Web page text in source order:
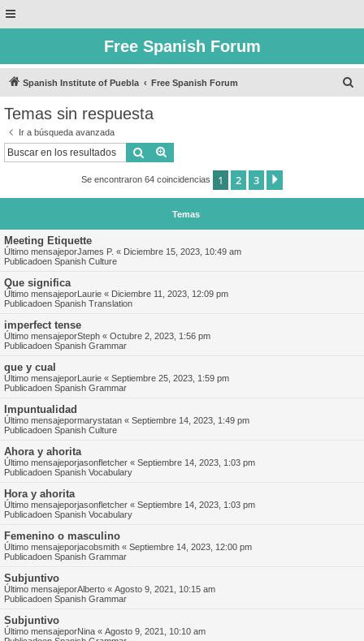
Free Spanish Forum
Spanish Institute of Puebla Free Spanish Forum
Temas sin respuesta
Ir a búsqueda avanzada
Buscar
Se encontraron 64 coincidencias 1 2 3
Temas
Meeting Etiquette
Último mensajeporJames P. « Diciembre 15, 2023, 10:49 am
Publicadoen Spanish Culture
Que significa
Último mensajeporLaurie « Diciembre 11, 2023, 12:09 pm
Publicadoen Spanish Translation
imperfect tense
Último mensajeporSteph « Octubre 2, 2023, 1:56 pm
Publicadoen Spanish Grammar
que y cual
Último mensajeporLaurie « Septiembre 25, 2023, 1:59 pm
Publicadoen Spanish Grammar
Impuntualidad
Último mensajepormarystatan « Septiembre 14, 2023, 1:49 pm
Publicadoen Spanish Culture
Ahora y ahorita
Último mensajeporjasonfletcher « Septiembre 14, 2023, 1:03 pm
Publicadoen Spanish Vocabulary
Hora y ahorita
Último mensajeporjasonfletcher « Septiembre 14, 2023, 1:03 pm
Publicadoen Spanish Vocabulary
Femenino o masculino
Último mensajeporjacobsmith « Septiembre 14, 2023, 12:00 pm
Publicadoen Spanish Grammar
Subjuntivo
Último mensajeporAlberto « Agosto 9, 2021, 10:15 am
Publicadoen Spanish Grammar
Subjuntivo
Último mensajeporNina « Agosto 9, 2021, 10:10 am